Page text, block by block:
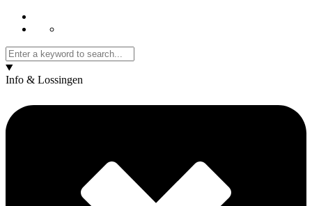
Info & Lossingen